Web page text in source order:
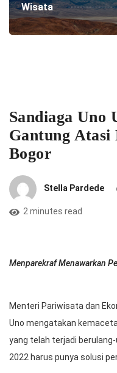
Wisata
Sandiaga Uno
Gantung Atasi
Bogor
Stella Pardede
2 minutes read